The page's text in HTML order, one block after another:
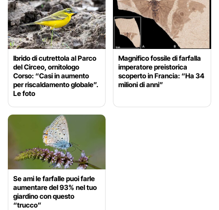
Ibrido di cutrettola al Parco
del Circeo, ornitologo
Corso: “Casi in aumento
per riscaldamento globale”.
Le foto
Magnifico fossile di farfalla
imperatore preistorica
scoperto in Francia: “Ha 34
milioni di anni”
Se ami le farfalle puoi farle
aumentare del 93% nel tuo
giardino con questo
“trucco”